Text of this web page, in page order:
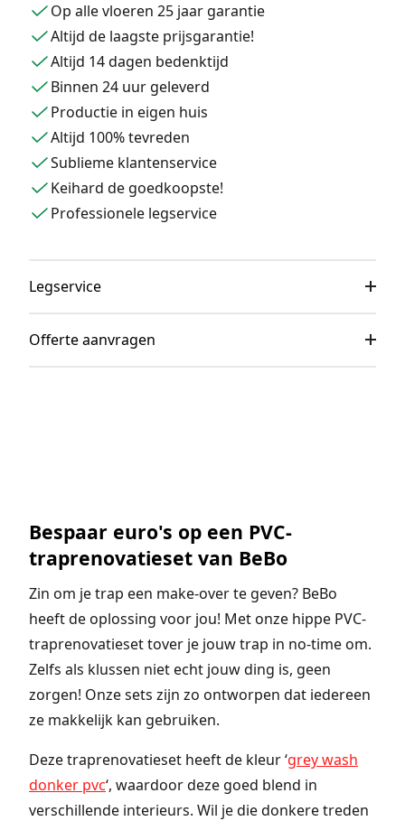
Op alle vloeren 25 jaar garantie
Altijd de laagste prijsgarantie!
Altijd 14 dagen bedenktijd
Binnen 24 uur geleverd
Productie in eigen huis
Altijd 100% tevreden
Sublieme klantenservice
Keihard de goedkoopste!
Professionele legservice
Legservice
Offerte aanvragen
Bespaar euro's op een PVC-
traprenovatieset van BeBo
Zin om je trap een make-over te geven? BeBo
heeft de oplossing voor jou! Met onze hippe PVC-
traprenovatieset tover je jouw trap in no-time om.
Zelfs als klussen niet echt jouw ding is, geen
zorgen! Onze sets zijn zo ontworpen dat iedereen
ze makkelijk kan gebruiken.
Deze traprenovatieset heeft de kleur ‘grey wash
donker pvc‘, waardoor deze goed blend in
verschillende interieurs. Wil je die donkere treden